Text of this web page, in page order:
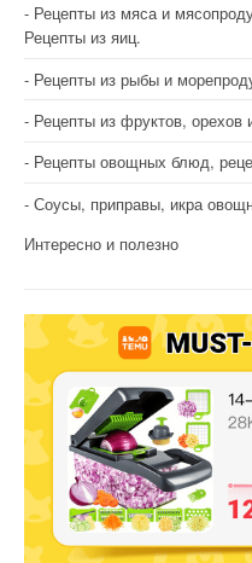
Рецепты из мяса и
Рецепты из яиц.
Рецепты из рыбы и
Рецепты из фруктов, орехов
Рецепты овощных блюд,
Соусы, приправы, икра
Интересно и полезно